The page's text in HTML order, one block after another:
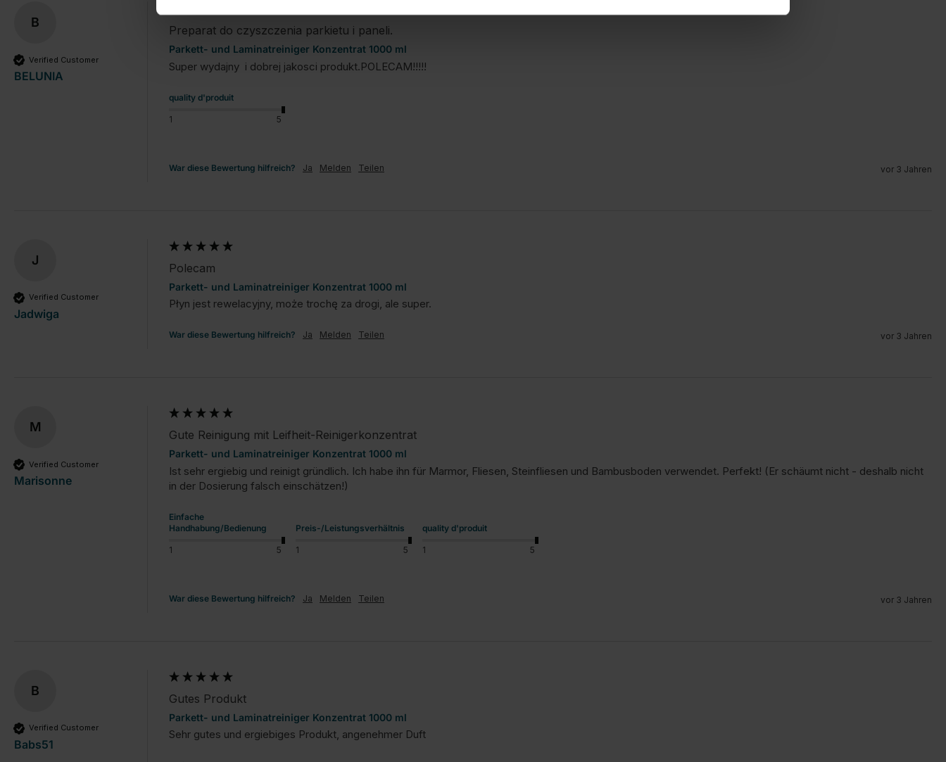
B
Verified Customer
BELUNIA
Preparat do czyszczenia parkietu i paneli.
Parkett- und Laminatreiniger Konzentrat 1000 ml
Super wydajny  i dobrej jakosci produkt.POLECAM!!!!!
quality d'produit
1 5
War diese Bewertung hilfreich? Ja Melden Teilen vor 3 Jahren
J
Verified Customer
Jadwiga
Polecam
Parkett- und Laminatreiniger Konzentrat 1000 ml
Płyn jest rewelacyjny, może trochę za drogi, ale super.
War diese Bewertung hilfreich? Ja Melden Teilen vor 3 Jahren
M
Verified Customer
Marisonne
Gute Reinigung mit Leifheit-Reinigerkonzentrat
Parkett- und Laminatreiniger Konzentrat 1000 ml
Ist sehr ergiebig und reinigt gründlich. Ich habe ihn für Marmor, Fliesen, Steinfliesen und Bambusboden verwendet. Perfekt! (Er schäumt nicht - deshalb nicht
in der Dosierung falsch einschätzen!)
Einfache
Handhabung/Bedienung
1 5
Preis-/Leistungsverhältnis
1 5
quality d'produit
1 5
War diese Bewertung hilfreich? Ja Melden Teilen vor 3 Jahren
B
Verified Customer
Babs51
Gutes Produkt
Parkett- und Laminatreiniger Konzentrat 1000 ml
Sehr gutes und ergiebiges Produkt, angenehmer Duft